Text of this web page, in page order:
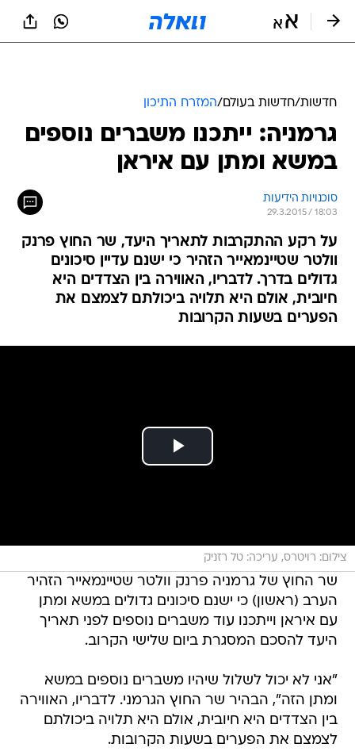
חדשות/חדשות בעולם/המזרח התיכון
גרמניה: ייתכנו משברים נוספים
במשא ומתן עם איראן
סוכנויות הידיעות
29.3.2015 / 18:03
על רקע ההתקרבות לתאריך היעד, שר החוץ פרנק
וולטר שטיינמאייר הזהיר כי ישנם עדיין סיכונים
גדולים בדרך. לדבריו, האווירה בין הצדדים היא
חיובית, אולם היא תלויה ביכולתם לצמצם את
הפערים בשעות הקרובות
צילום: רויטרס, עריכה: טל רזניק
שר החוץ של גרמניה פרנק וולטר שטיינמאייר הזהיר
הערב (ראשון) כי ישנם סיכונים גדולים במשא ומתן
עם איראן וייתכנו עוד משברים נוספים לפני תאריך
היעד להסכם המסגרת ביום שלישי הקרוב.
"אני לא יכול לשלול שיהיו משברים נוספים במשא
ומתן הזה", הבהיר שר החוץ הגרמני. לדבריו, האווירה
בין הצדדים היא חיובית, אולם היא תלויה ביכולתם
לצמצם את הפערים בשעות הקרובות.